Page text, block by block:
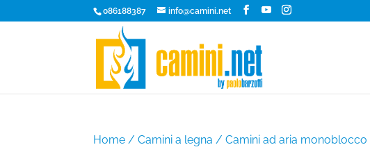
086188387 info@camini.net
Home /Camini a legna /Camini ad aria monoblocco